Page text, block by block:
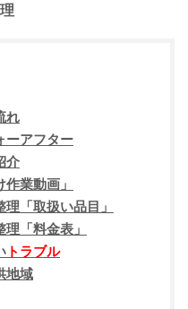
れ
ーアフター
介
業動画」
「取扱い品目」
「料金表」
トラブル
地域